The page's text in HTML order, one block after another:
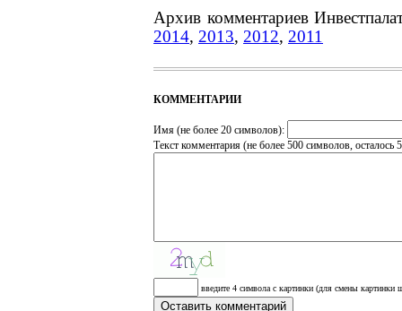
Архив комментариев
2014, 2013, 2012, 2011
КОММЕНТАРИИ
Имя (не более 20 символов):
Текст комментария (не более 500 символов, осталось
введите 4 символа с картинки (для смены картинки